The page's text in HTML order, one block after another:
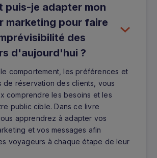
puis-je adapter mon
marketing pour faire
des
d'aujourd'hui ?
le comportement, les préférences et
de réservation des clients, vous
comprendre les besoins et les
public cible. Dans ce livre
apprendrez à adapter vos
et vos messages afin
voyageurs à chaque étape de leur